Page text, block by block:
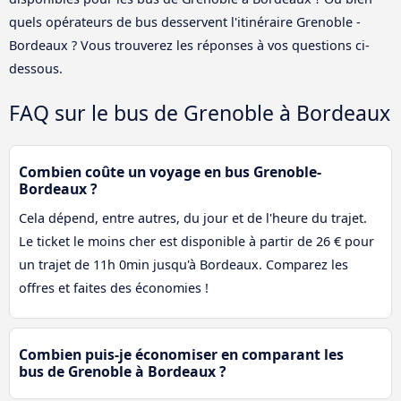
quels opérateurs de bus desservent l'itinéraire Grenoble -
Bordeaux ? Vous trouverez les réponses à vos questions ci-
dessous.
FAQ sur le bus de Grenoble à Bordeaux
Combien coûte un voyage en bus Grenoble-
Bordeaux ?
Cela dépend, entre autres, du jour et de l'heure du trajet.
Le ticket le moins cher est disponible à partir de 26 € pour
un trajet de 11h 0min jusqu'à Bordeaux. Comparez les
offres et faites des économies !
Combien puis-je économiser en comparant les
bus de Grenoble à Bordeaux ?